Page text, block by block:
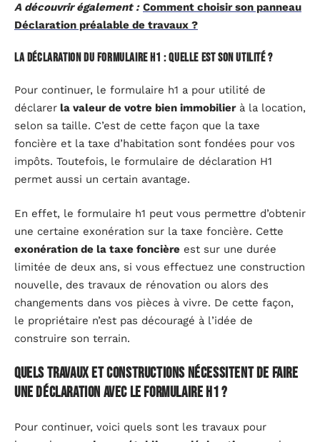
A découvrir également : Comment choisir son panneau
Déclaration préalable de travaux ?
La déclaration du formulaire h1 : quelle est son utilité ?
Pour continuer, le formulaire h1 a pour utilité de
déclarer la valeur de votre bien immobilierà la location,
selon sa taille. C’est de cette façon que la taxe
foncière et la taxe d’habitation sont fondées pour vos
impôts. Toutefois, le formulaire de déclaration H1
permet aussi un certain avantage.
En effet, le formulaire h1 peut vous permettre d’obtenir
une certaine exonération sur la taxe foncière. Cette
exonération de la taxe foncière est sur une durée
limitée de deux ans, si vous effectuez une construction
nouvelle, des travaux de rénovation ou alors des
changements dans vos pièces à vivre. De cette façon,
le propriétaire n’est pas découragé à l’idée de
construire son terrain.
Quels travaux et constructions nécessitent de faire
une déclaration avec le formulaire h1 ?
Pour continuer, voici quels sont les travaux pour